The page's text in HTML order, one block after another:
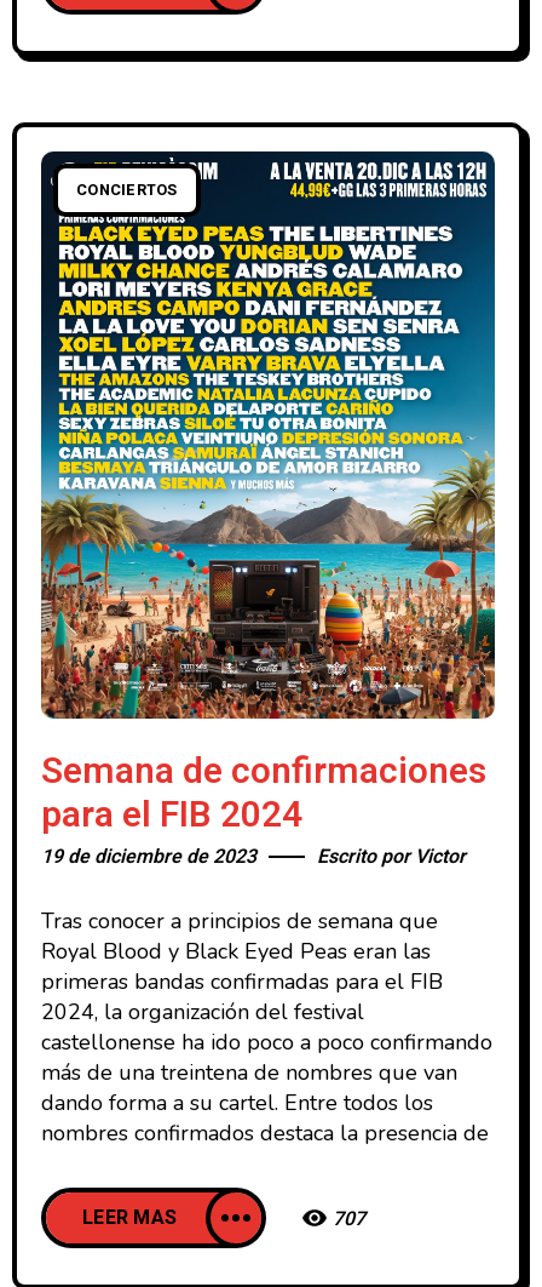
CONCIERTOS
Semana de confirmaciones
para el FIB 2024
19 de diciembre de 2023 Escrito por Victor
Tras conocer a principios de semana que
Royal Blood y Black Eyed Peas eran las
primeras bandas confirmadas para el FIB
2024, la organización del festival
castellonense ha ido poco a poco confirmando
más de una treintena de nombres que van
dando forma a su cartel. Entre todos los
nombres confirmados destaca la presencia de
LEER MAS 707